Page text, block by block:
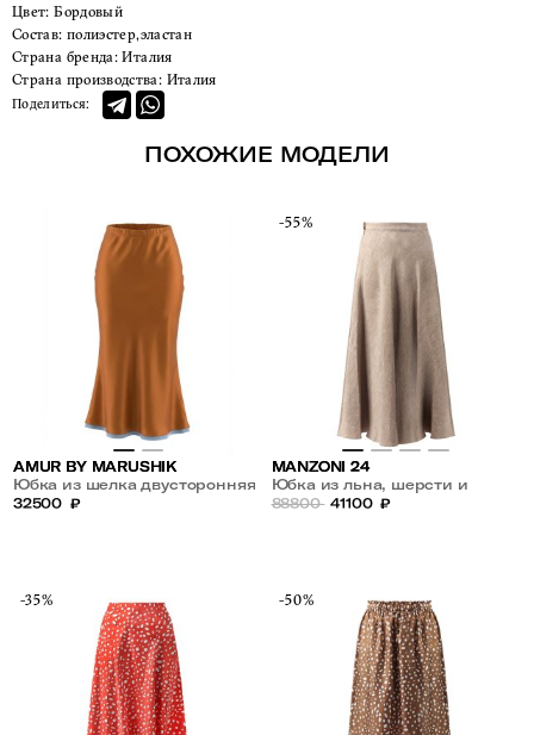
Цвет:
Бордовый
Состав: полиэстер,эластан
Страна бренда: Италия
Страна производства: Италия
Поделиться:
ПОХОЖИЕ МОДЕЛИ
AMUR BY MARUSHIK
Юбка из шелка двусторонняя
32500 ₽
-55%
MANZONI 24
Юбка из льна, шерсти и
шелка
88800 41100 ₽
-35% -50%